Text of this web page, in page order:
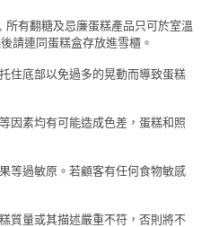
有翻糖及忌廉蛋糕產品只可於室溫
請連同蛋糕盒存放進雪櫃。
住底部以免過多的晃動而導致蛋糕
因素均有可能造成色差，蛋糕和照
等過敏原。若顧客有任何食物敏感
質量或其描述嚴重不符，否則將不